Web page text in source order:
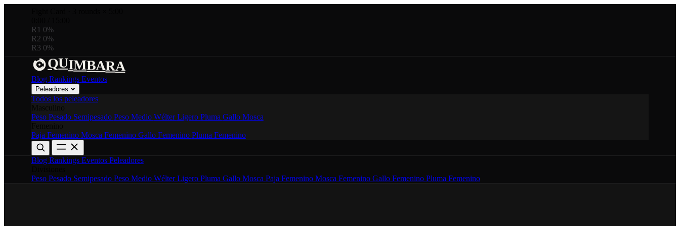
R1 0%
R2 0%
R3 0%
QUIMBARA
Blog Rankings Eventos
Peleadores
Todos los peleadores
Peso Pesado Semipesado Peso Medio WélterLigero Pluma Gallo Mosca
Paja Femenino Mosca Femenino Gallo Femenino Pluma Femenino
Blog Rankings Eventos Peleadores
Peso Pesado Semipesado Peso Medio WélterLigero Pluma Gallo Mosca Paja Femenino Mosca Femenino Gallo Femenino Pluma Femenino